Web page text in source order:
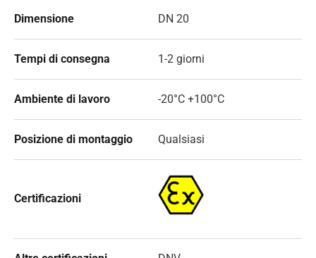
Dimensione DN 20
Tempi di consegna 1-2 giorni
Ambiente di lavoro -20°C +100°C
Posizione di montaggio Qualsiasi
Certificazioni